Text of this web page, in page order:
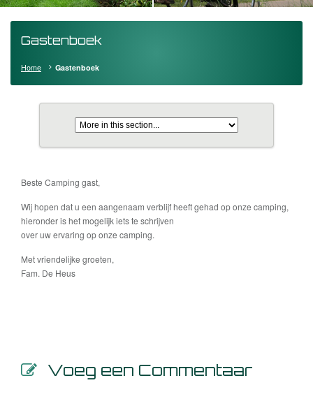
boomgaarden
Fietsen
Gastenboek
Home Gastenboek
Beste Camping gast,
Wij hopen dat u een aangenaam verblijf heeft gehad op onze camping,
hieronder is het mogelijk iets te schrijven
over uw ervaring op onze camping.
Met vriendelijke groeten,
Fam. De Heus
Voeg een Commentaar